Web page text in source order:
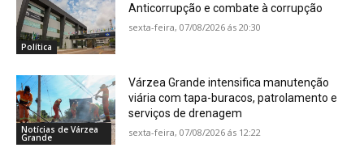
Política
Anticorrupção e combate à corrupção
sexta-feira, 07/08/2026 ás 20:30
Notícias de Várzea
Grande
Várzea Grande intensifica manutenção
viária com tapa-buracos, patrolamento e
serviços de drenagem
sexta-feira, 07/08/2026 ás 12:22